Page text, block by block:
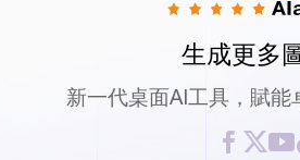
生成更多
新一代桌面AI工具，賦能